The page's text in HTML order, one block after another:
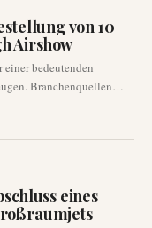
von 10
Airshow
bedeutenden
Branchenquellen
bevorstehenden
unterstreicht.
eines